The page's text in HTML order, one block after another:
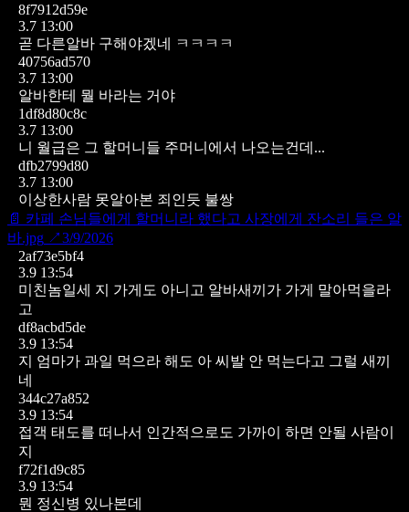
8f7912d59e
3.7 13:00
곧 다른알바 구해야겠네 ㅋㅋㅋㅋ
40756ad570
3.7 13:00
알바한테 뭘 바라는 거야
1df8d80c8c
3.7 13:00
니 월급은 그 할머니들 주머니에서 나오는건데...
dfb2799d80
3.7 13:00
이상한사람 못알아본 죄인듯 불쌍
📄 카페 손님들에게 할머니라 했다고 사장에게 잔소리 들은 알
바.jpg ↗3/9/2026
2af73e5bf4
3.9 13:54
미친놈일세 지 가게도 아니고 알바새끼가 가게 말아먹을라
고
df8acbd5de
3.9 13:54
지 엄마가 과일 먹으라 해도 아 씨발 안 먹는다고 그럴 새끼
네
344c27a852
3.9 13:54
접객 태도를 떠나서 인간적으로도 가까이 하면 안될 사람이
지
f72f1d9c85
3.9 13:54
뭔 정신병 있나본데